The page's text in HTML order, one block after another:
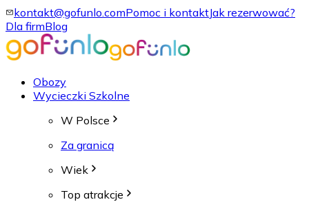
kontakt@gofunlo.comPomoc i kontaktJak rezerwować?
Dla firmBlog
Obozy
Wycieczki Szkolne
W Polsce
Za granicą
Wiek
Top atrakcje